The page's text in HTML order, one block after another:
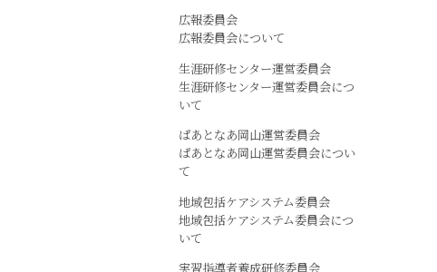
広報委員会
広報委員会について
生涯研修センター運営委員会
生涯研修センター運営委員会につ
いて
ぱあとなあ岡山運営委員会
ぱあとなあ岡山運営委員会につい
て
地域包括ケアシステム委員会
地域包括ケアシステム委員会につ
いて
実習指導者養成研修委員会